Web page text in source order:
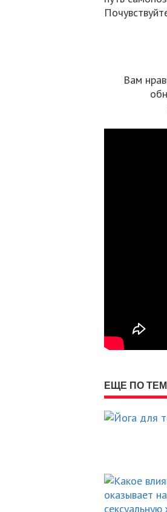
Вам
ЕЩЕ ПО